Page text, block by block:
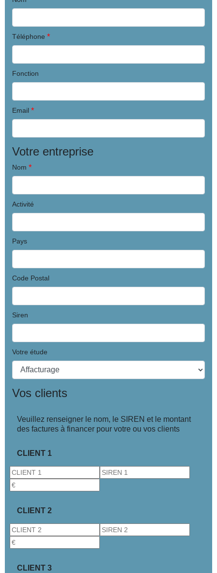
Téléphone *
Fonction
Email *
Votre entreprise
Nom *
Activité
Pays
Code Postal
Siren
Votre étude
Vos clients
Veuillez renseigner le nom, le SIREN et le montant
des factures à financer pour votre ou vos clients
CLIENT 1
CLIENT 2
CLIENT 3